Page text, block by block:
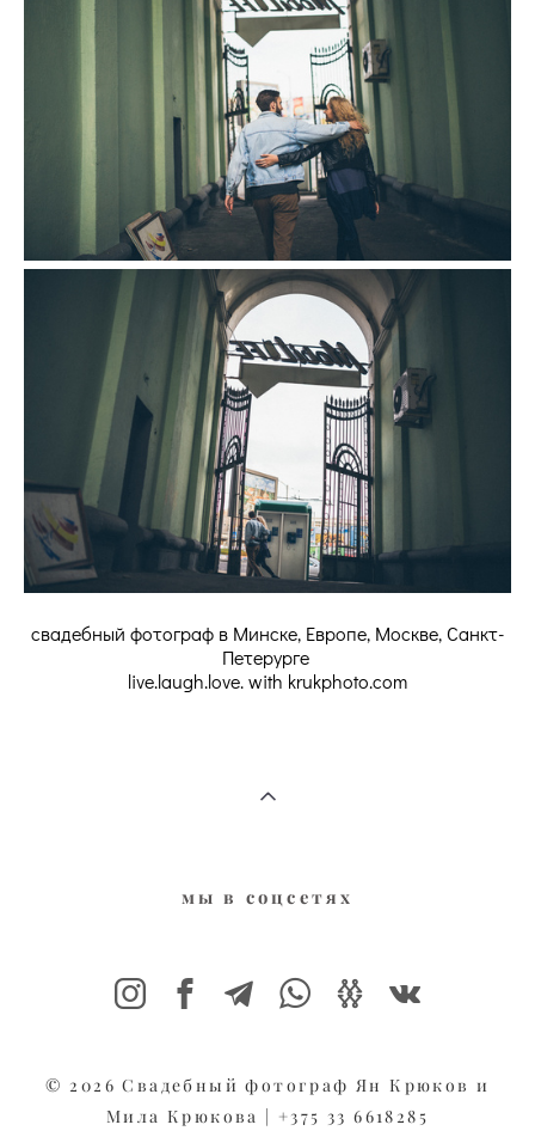
свадебный фотограф в Минске, Европе, Москве, Санкт-
Петерурге
live.laugh.love. with krukphoto.com
мы в соцсетях
© 2026 Свадебный фотограф Ян Крюков и
Мила Крюкова | +375 33 6618285